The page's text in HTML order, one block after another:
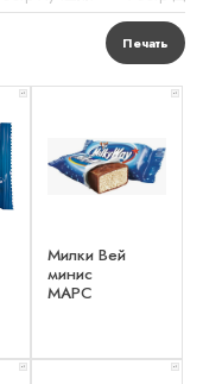
Печать
x 1 x 1
Милки Вей
минис
МАРС
x 1 x 1